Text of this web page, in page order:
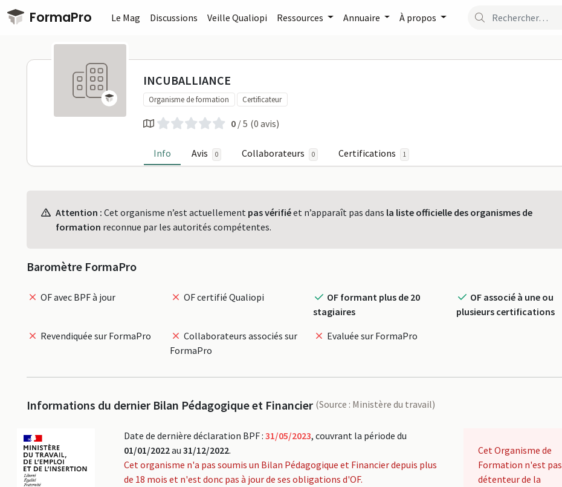
Passer au contenu principal
FormaPro Le Mag Discussions Veille Qualiopi Ressources Annuaire À propos
INCUBALLIANCE sur FormaPro
INCUBALLIANCE
Organisme de formation Certificateur
0 / 5 (0 avis)
Info Avis 0 Collaborateurs 0 Certifications 1
ProfilAttention : Cet organisme n’est actuellement pas vérifiéet n’apparaît pas dans la liste officielle des organismes de
formation reconnue par les autorités compétentes.
Baromètre FormaPro
OF avec BPF à jour OF certifié Qualiopi
OF formant plus de 20
stagiaires
OF associé à une ou
plusieurs certifications
Revendiquée sur FormaPro
Collaborateurs associés sur
FormaPro
Evaluée sur FormaPro
Informations du dernier Bilan Pédagogique et Financier (Source : Ministère du travail)
Date de dernière déclaration BPF : 31/05/2023, couvrant la période du
01/01/2022au 31/12/2022.
Cet organisme n'a pas soumis un Bilan Pédagogique et Financier depuis plus
de 18 mois et n'est donc pas à jour de ses obligations d'OF.
Cet Organisme de
Formation n'est pas
détenteur de la